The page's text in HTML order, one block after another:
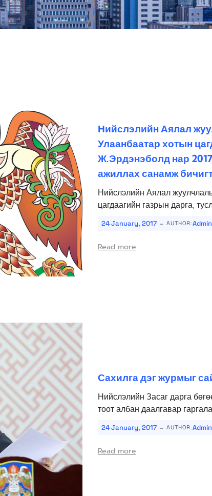
Нийслэлийн Аялал
Улаанбаатар хотын
Ж.Эрдэнэболд нар
ажиллах санамж
Нийслэлийн Аялал
цагдаагийн газрын дарга,
24 January, 2017 - AUTHOR:
Read more
Сахилга дэг журмыг
Нийслэлийн Засаг дарга
тоот албан даалгавар
24 January, 2017 - AUTHOR:
Read more